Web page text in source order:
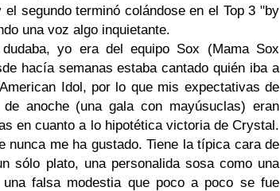
el segundo terminó colándose en el Top 3 "by
una voz algo inquietante.
yo era del equipo Sox (Mama Sox
hacía semanas estaba cantado quién iba a
Idol, por lo que mis expectativas de
anoche (una gala con mayúsuclas) eran
en cuanto a lo hipotética victoria de Crystal.
nunca me ha gustado. Tiene la típica cara de
sólo plato, una personalida sosa como una
falsa modestia que poco a poco se fue